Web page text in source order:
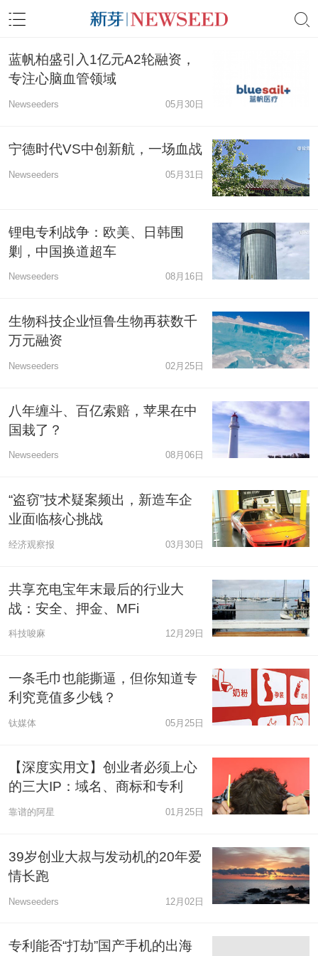
蓝帆柏盛引入1亿元A2轮融资，
专注心脑血管领域
Newseeders 05月30日
宁德时代VS中创新航，一场血战
Newseeders 05月31日
锂电专利战争：欧美、日韩围
剿，中国换道超车
Newseeders 08月16日
生物科技企业恒鲁生物再获数千
万元融资
Newseeders 02月25日
八年缠斗、百亿索赔，苹果在中
国栽了？
Newseeders 08月06日
“盗窃”技术疑案频出，新造车企
业面临核心挑战
经济观察报 03月30日
共享充电宝年末最后的行业大
战：安全、押金、MFi
科技唆麻 12月29日
一条毛巾也能撕逼，但你知道专
利究竟值多少钱？
钛媒体 05月25日
【深度实用文】创业者必须上心
的三大IP：域名、商标和专利
靠谱的阿星 01月25日
39岁创业大叔与发动机的20年爱
情长跑
Newseeders 12月02日
专利能否“打劫”国产手机的出海